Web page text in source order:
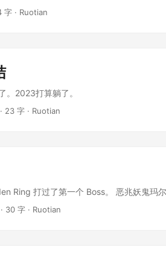
字 · Ruotian
。2023打算躺了。
· 23 字 · Ruotian
Ring 打过了第一个 Boss。 恶兆妖鬼玛
· 30 字 · Ruotian